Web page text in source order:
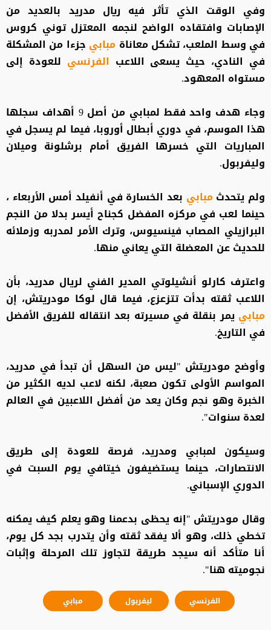
وفي الوقت الذي تأثر فيه ريال مدريد بالعديد من
الإصابات وافتقاده الواضح لنجمه المعتزل توني كروس
في وسط الملعب، تشكل معاناة مبابي جزءا من المشكلة
في النادي، حيث يسعى اللاعب الفرنسي للعودة إلى
مستواه المعهود.
وجاء هدف واحد فقط لمبابي من أصل 9 أهداف سجلها
هذا الموسم، في دوري أبطال أوروبا، فيما لم يسجل في
المباريات التي خسرها الفريق أمام برشلونة وميلان
وليفربول.
ولم يتحدثمبابي بعد الخسارة في أنفيلد أمس الأربعاء ،
حينما لعب في مركزه المفضل كجناح أيسر بدلا من النجم
البرازيلي المصاب فينسيوس، وترك الأمر لمدربه وزملائه
للحديث عن المعضلة التي يعاني منها.
واعترف كارلو أنشيلوتي المدير الفني لريال مدريد، بأن
اللاعب ثقته بدأت تتزعزع، فيما قال لوكا مودريتش، إن
مبابييمر بنقلة في مسيرته بعد انتقاله للفريق الأفضل
في التاريخ.
وأوضح مودريتش "ليس من السهل أن تبدأ في مدريد،
المواسم الأولى تكون صعبة، لكنه لاعب لديه الكثير من
الخبرة وهو نجم وكان يعد من أفضل اللاعبين في العالم
لعدة سنوات".
وسيكون لمبابي ومدريد، فرصة للعودة إلى طريق
الانتصارات، حينما يستضيفون خيتافي يوم السبت في
الدوري الإسباني.
وقال مودريتش "إنه يحظى بدعمنا وهو يعلم كيف يمكنه
تخطي ذلك، وهو ألا يفقد ثقته وأن يتدرب بجد كل يوم،
أنا متأكد أنه سيجد طريقة لتجاوز تلك المرحلة وإثبات
نجوميته هنا".
الفرنسي ليفربول مبابي